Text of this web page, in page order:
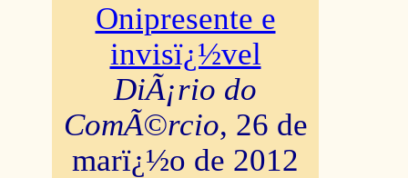
Onipresente e
invisï¿½vel
DiÃ¡rio do
ComÃ©rcio, 26 de
marï¿½o de 2012